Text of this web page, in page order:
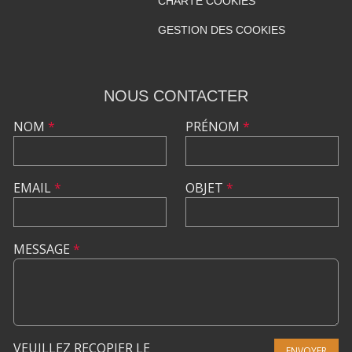
GESTION DES COOKIES
NOUS CONTACTER
NOM *
EMAIL*
PRÉNOM *
OBJET *
MESSAGE *
VEUILLEZ RECOPIER LE